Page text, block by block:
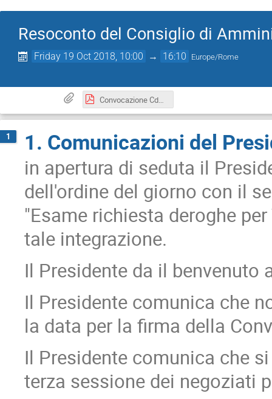
Resoconto del Consiglio di
Friday 19 Oct 2018, 10:00 → 16:10 Europe/Rome
Convocazione CdA 19 ottobre 2018.pdf
1 1. Comunicazioni del
in apertura di seduta il
dell'ordine del giorno con il
"Esame richiesta deroghe
tale integrazione.
Il Presidente da il benvenuto
Il Presidente comunica che
la data per la firma della
Il Presidente comunica che
terza sessione dei negoziati